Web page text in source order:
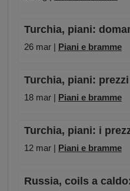
Turchia, piani:
26 mar | Piani e bramme
Turchia, piani:
18 mar | Piani e bramme
Turchia, piani: i
12 mar | Piani e bramme
Russia, coils a